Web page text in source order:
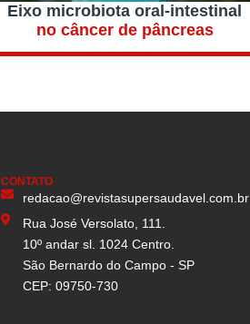
Eixo microbiota oral-intestinal
no câncer de pâncreas
CONTATO
redacao@revistasupersaudavel.com.br
Rua José Versolato, 111.
10º andar sl. 1024 Centro.
São Bernardo do Campo - SP
CEP: 09750-730